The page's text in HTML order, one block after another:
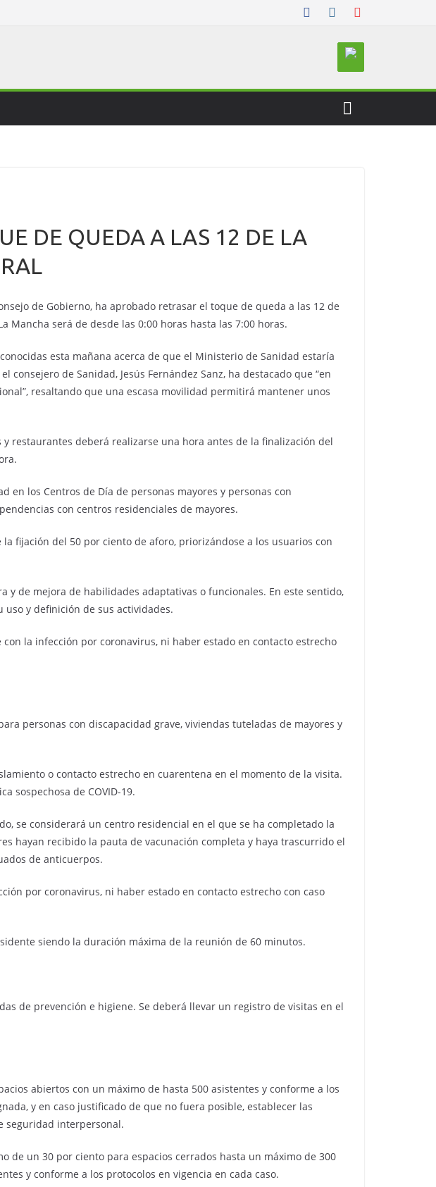
DE QUEDA A LAS 12 DE LA
de Gobierno, ha aprobado retrasar el toque de queda a las 12 de
Mancha será de desde las 0:00 horas hasta las 7:00 horas.
esta mañana acerca de que el Ministerio de Sanidad estaría
de Sanidad, Jesús Fernández Sanz, ha destacado que “en
resaltando que una escasa movilidad permitirá mantener unos
restaurantes deberá realizarse una hora antes de la finalización del
en los Centros de Día de personas mayores y personas con
con centros residenciales de mayores.
fijación del 50 por ciento de aforo, priorizándose a los usuarios con
de mejora de habilidades adaptativas o funcionales. En este sentido,
y definición de sus actividades.
la infección por coronavirus, ni haber estado en contacto estrecho
personas con discapacidad grave, viviendas tuteladas de mayores y
o contacto estrecho en cuarentena en el momento de la visita.
sospechosa de COVID-19.
se considerará un centro residencial en el que se ha completado la
hayan recibido la pauta de vacunación completa y haya trascurrido el
de anticuerpos.
por coronavirus, ni haber estado en contacto estrecho con caso
siendo la duración máxima de la reunión de 60 minutos.
de prevención e higiene. Se deberá llevar un registro de visitas en el
abiertos con un máximo de hasta 500 asistentes y conforme a los
y en caso justificado de que no fuera posible, establecer las
seguridad interpersonal.
de un 30 por ciento para espacios cerrados hasta un máximo de 300
y conforme a los protocolos en vigencia en cada caso.